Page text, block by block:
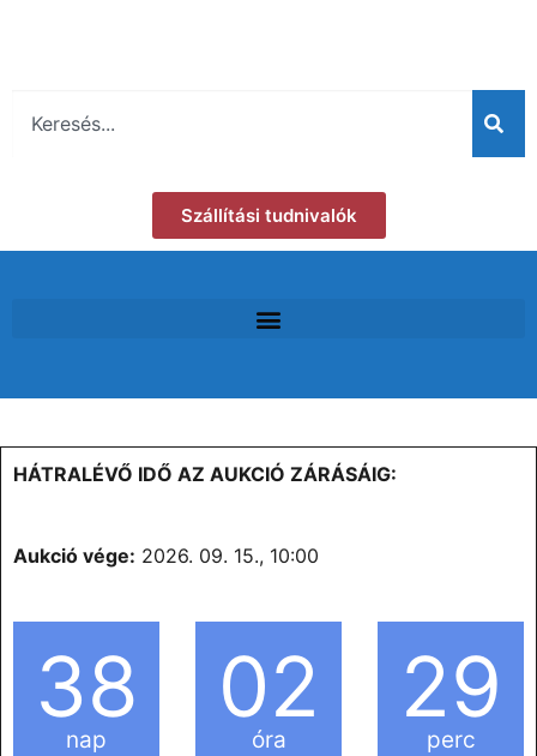
Szállítási tudnivalók
HÁTRALÉVŐ IDŐ AZ AUKCIÓ ZÁRÁSÁIG:
Aukció vége: 2026. 09. 15., 10:00
38
nap
02
óra
29
perc